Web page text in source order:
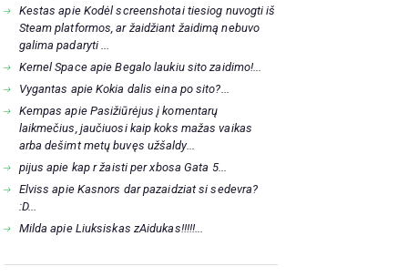
Kestas apie Kodėl screenshotai tiesiog nuvogti iš
Steam platformos, ar žaidžiant žaidimą nebuvo
galima padaryti ...
Kernel SpaceapieBegalo laukiu sito zaidimo!...
Vygantas apieKokia dalis eina po sito?...
Kempas apie Pasižiūrėjus į komentarų
laikmečius, jaučiuosi kaip koks mažas vaikas
arba dešimt metų buvęs užšaldy...
pijus apie kap r žaisti per xbosa Gata 5...
Elviss apie Kasnors dar pazaidziat si sedevra?
:D...
Milda apie Liuksiskas zAidukas!!!!!...